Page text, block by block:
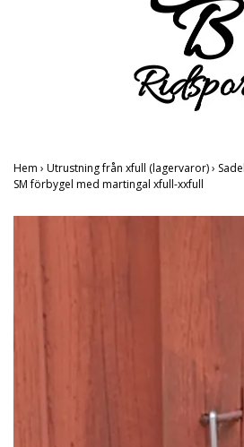
Hem › Utrustning från xfull (lagervaror)›
SM förbygel med martingal xfull-xxfull